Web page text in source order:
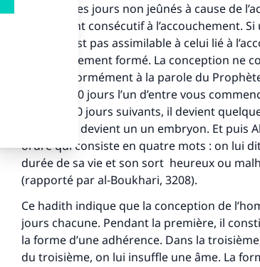
rattraper les jours non jeûnés à cause de
saignement consécutif à l’accouchement.
résulte n’est pas assimilable à celui lié à
fœtus nettement formé. La conception ne
jours conformément à la parole du
« Durant 40 jours l’un d’entre vous
Dans les 40 jours suivants, il devient
suivants, il devient un un embryon. Et puis
ordre qui consiste en quatre mots : on lui
durée de sa vie et son sort heureux ou
(rapporté par al-Boukhari, 3208).
Ce hadith indique que la conception de
jours chacune. Pendant la première, il
la forme d’une adhérence. Dans la
du troisième, on lui insuffle une âme. La